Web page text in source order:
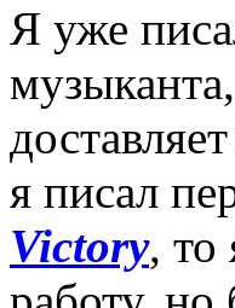
Я уже
я писал
Victory, то